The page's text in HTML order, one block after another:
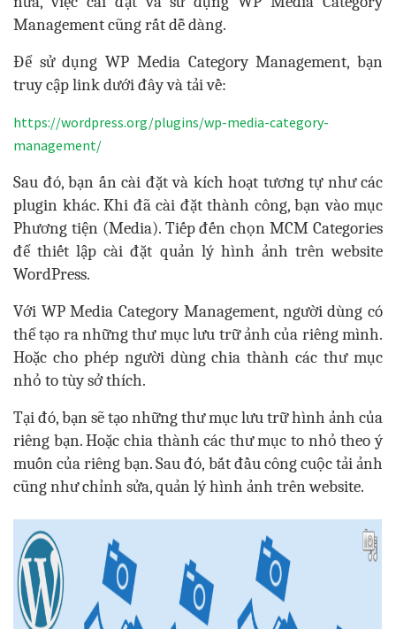
Management cũng rất dễ dàng.
Để sử dụng WP Media Category Management, bạn
truy cập link dưới đây và tải về:
https://wordpress.org/plugins/wp-media-category-
management/
Sau đó, bạn ấn cài đặt và kích hoạt tương tự như các
plugin khác. Khi đã cài đặt thành công, bạn vào mục
Phương tiện (Media). Tiếp đến chọn MCM Categories
để thiết lập cài đặt quản lý hình ảnh trên website
WordPress.
Với WP Media Category Management, người dùng có
thể tạo ra những thư mục lưu trữ ảnh của riêng mình.
Hoặc cho phép người dùng chia thành các thư mục
nhỏ to tùy sở thích.
Tại đó, bạn sẽ tạo những thư mục lưu trữ hình ảnh của
riêng bạn. Hoặc chia thành các thư mục to nhỏ theo ý
muốn của riêng bạn. Sau đó, bắt đầu công cuộc tải ảnh
cũng như chỉnh sửa, quản lý hình ảnh trên website.